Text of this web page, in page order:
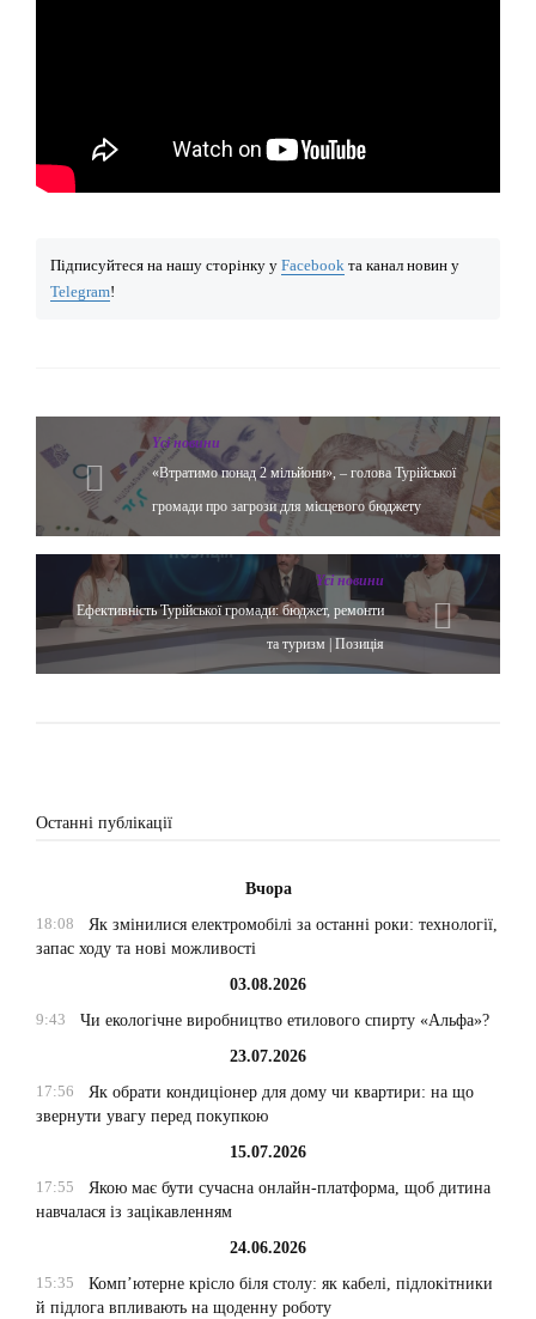
Підписуйтеся на нашу сторінку у Facebook та канал новин у
Telegram!
Yсі новини
«Втратимо понад 2 мільйони», – голова Турійської
громади про загрози для місцевого бюджету
Yсі новини
Ефективність Турійської громади: бюджет, ремонти
та туризм | Позиція
Останні публікації
Вчора
18:08
Як змінилися електромобілі за останні роки: технології,
запас ходу та нові можливості
03.08.2026
9:43
Чи екологічне виробництво етилового спирту «Альфа»?
23.07.2026
17:56
Як обрати кондиціонер для дому чи квартири: на що
звернути увагу перед покупкою
15.07.2026
17:55
Якою має бути сучасна онлайн-платформа, щоб дитина
навчалася із зацікавленням
24.06.2026
15:35
Комп’ютерне крісло біля столу: як кабелі, підлокітники
й підлога впливають на щоденну роботу